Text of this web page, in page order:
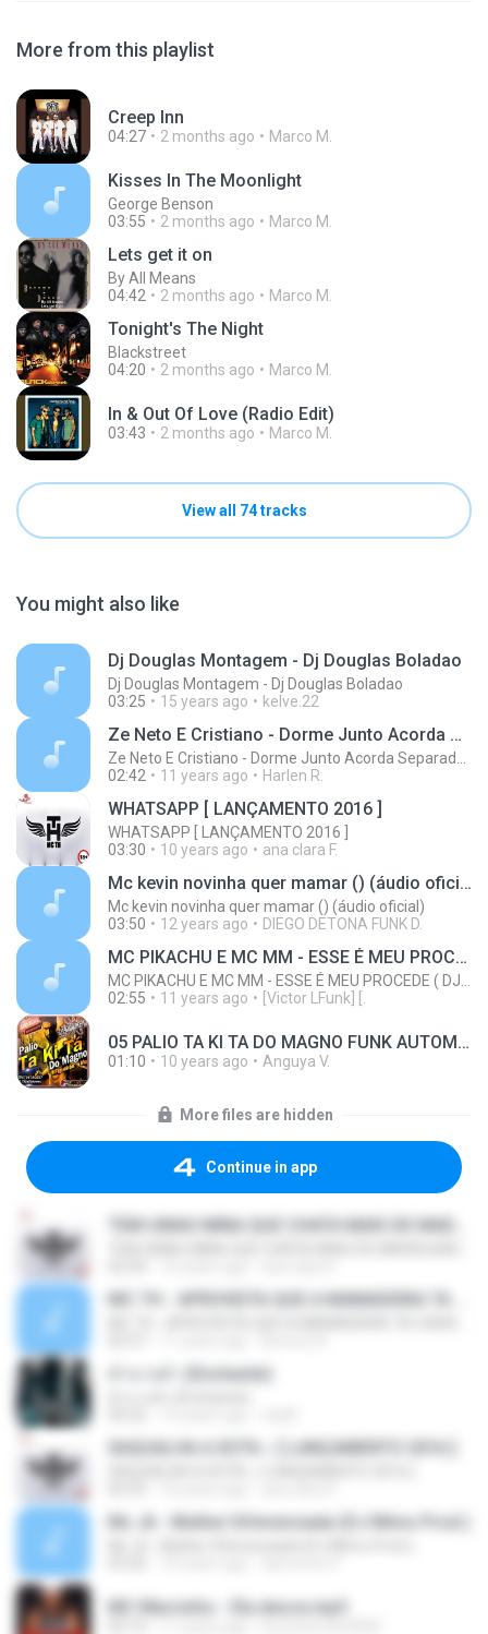
More from this playlist
Creep Inn
04:27 2 months ago Marco M.
Kisses In The Moonlight
George Benson
03:55
2 months ago Marco M.
Lets get it on
By All Means
04:42
2 months ago Marco M.
Tonight's The Night
Blackstreet
04:20
2 months ago Marco M.
In & Out Of Love (Radio Edit)
03:43 2 months ago Marco M.
View all 74 tracks
You might also like
Dj Douglas Montagem - Dj Douglas Boladao
Dj Douglas Montagem - Dj Douglas Boladao
03:25
15 years ago kelve.22
Ze Neto E Cristiano - Dorme Junto Acorda Separado - Top 20 Sertanejas de 2015
02:42
11 years ago Harlen R.
WHATSAPP [ LANÇAMENTO 2016 ]
WHATSAPP [ LANÇAMENTO 2016 ]
03:30
10 years ago ana clara F.
Mc kevin novinha quer mamar () (áudio oficial)
Mc kevin novinha quer mamar () (áudio oficial)
03:50
12 years ago DIEGO DETONA FUNK D.
MC PIKACHU E MC MM - ESSE É MEU PROCEDE ( DJ CARLINHOS DA S.R )
02:55
11 years ago [Victor LFunk] [.
05 PALIO TA KI TA DO MAGNO FUNK AUTOMOTIVO VOLUME 01.mp3
01:10 10 years ago Anguya V.
More files are hidden
Continue in app
คำบางคำ (Enchante)
XAQUALHA A XOTA ♪ [ LANÇAMENTO 2016 ]
Mc Jk - Mulher Diferenciada (DJ Mimo Prod.)
MC Marcinho - Ela desce.mp3